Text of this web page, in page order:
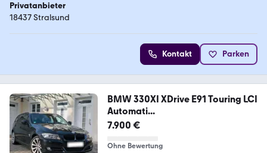
Privatanbieter
18437 Stralsund
Kontakt Parken
BMW 330XI XDrive E91 Touring LCI
Automati...
7.900 €
Ohne Bewertung